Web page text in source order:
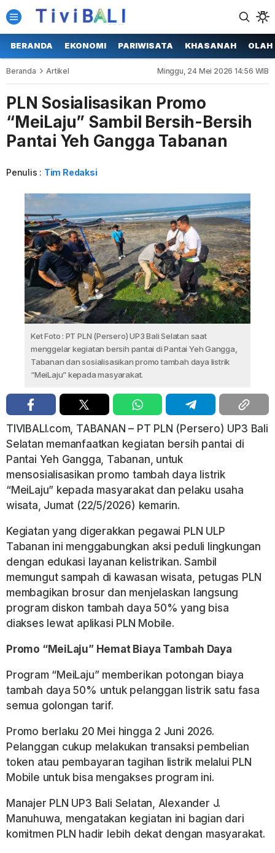
BERANDA EKONOMI PARIWISATA KHASANAH OLAH
Beranda Artikel Minggu, 24 Mei 2026 14:56 WIB
PLN Sosialisasikan Promo
“MeiLaju” Sambil Bersih-Bersih
Pantai Yeh Gangga Tabanan
Penulis : Tim Redaksi
Ket Foto : PT PLN (Persero) UP3 Bali Selatan saat
menggelar kegiatan bersih pantai di Pantai Yeh Gangga,
Tabanan dan sosialisasikan promo tambah daya listrik
“MeiLaju” kepada masyarakat.
TIVIBALI.com, TABANAN – PT PLN (Persero) UP3 Bali
Selatan memanfaatkan kegiatan bersih pantai di
Pantai Yeh Gangga, Tabanan, untuk
mensosialisasikan promo tambah daya listrik
“MeiLaju” kepada masyarakat dan pelaku usaha
wisata, Jumat (22/5/2026) kemarin.
Kegiatan yang digerakkan pegawai PLN ULP
Tabanan ini menggabungkan aksi peduli lingkungan
dengan edukasi layanan kelistrikan. Sambil
memungut sampah di kawasan wisata, petugas PLN
membagikan brosur dan menjelaskan langsung
program diskon tambah daya 50% yang bisa
diakses lewat aplikasi PLN Mobile.
Promo “MeiLaju” Hemat Biaya Tambah Daya
Program “MeiLaju” memberikan potongan biaya
tambah daya 50% untuk pelanggan listrik satu fasa
semua golongan tarif.
Promo berlaku 20 Mei hingga 2 Juni 2026.
Pelanggan cukup melakukan transaksi pembelian
token atau pembayaran tagihan listrik melalui PLN
Mobile untuk bisa mengakses program ini.
Manajer PLN UP3 Bali Selatan, Alexander J.
Manuhuwa, mengatakan kegiatan ini bagian dari
komitmen PLN hadir lebih dekat dengan masyarakat.